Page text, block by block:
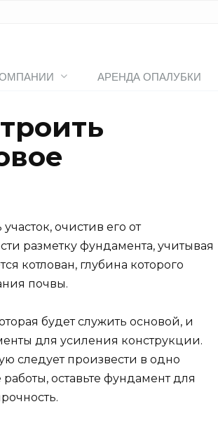
АРЕНДА ОПАЛУБКИ
очистив его от
разметку фундамента, учитывая
котлован, глубина которого
почвы.
будет служить основой, и
для усиления конструкции.
следует произвести в одно
оставьте фундамент для